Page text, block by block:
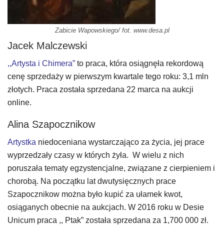
Zabicie Wapowskiego/ fot. www.desa.pl
Jacek Malczewski
,,Artysta i Chimera” to praca, która osiągnęła rekordową
cenę sprzedaży w pierwszym kwartale tego roku: 3,1 mln
złotych. Praca została sprzedana 22 marca na aukcji
online.
Alina Szapocznikow
Artystka niedoceniana wystarczająco za życia, jej prace
wyprzedzały czasy w których żyła. W wielu z nich
poruszała tematy egzystencjalne, związane z cierpieniem i
chorobą. Na początku lat dwutysięcznych prace
Szapocznikow można było kupić za ułamek kwot,
osiąganych obecnie na aukcjach. W 2016 roku w Desie
Unicum praca ,, Ptak” została sprzedana za 1,700 000 zł.